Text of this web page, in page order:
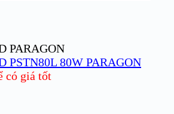
PARAGON
PSTN80L 80W PARAGON
có giá tốt